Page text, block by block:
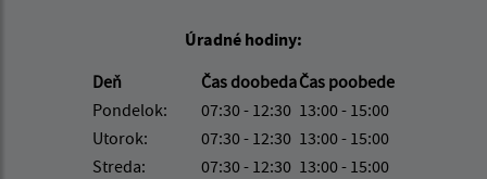
Úradné hodiny:
Deň
Čas doobedaČas poobede
Pondelok:
07:30 - 12:30 13:00 - 15:00
Utorok:
07:30 - 12:30 13:00 - 15:00
Streda:
07:30 - 12:30 13:00 - 15:00